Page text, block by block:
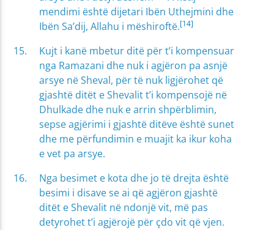
mendimi është dijetari Ibën Uthejmini dhe
Ibën Sa’dij, Allahu i mëshiroftë.[14]
Kujt i kanë mbetur ditë për t’i kompensuar
nga Ramazani dhe nuk i agjëron pa asnjë
arsye në Sheval, për të nuk ligjërohet që
gjashtë ditët e Shevalit t’i kompensojë në
Dhulkade dhe nuk e arrin shpërblimin,
sepse agjërimi i gjashtë ditëve është sunet
dhe me përfundimin e muajit ka ikur koha
e vet pa arsye.
Nga besimet e kota dhe jo të drejta është
besimi i disave se ai që agjëron gjashtë
ditët e Shevalit në ndonjë vit, më pas
detyrohet t’i agjërojë për çdo vit që vjen.